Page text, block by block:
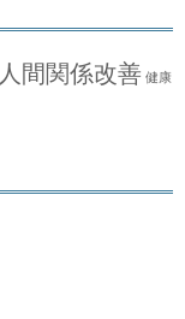
人間関係改善 健康